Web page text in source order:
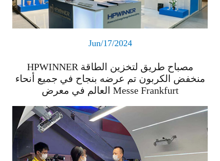
Jun/17/2024
HPWINNER مصباح طريق لتخزين الطاقة
منخفض الكربون تم عرضه بنجاح في جميع أنحاء
العالم في معرض Messe Frankfurtاقرأ المزيد